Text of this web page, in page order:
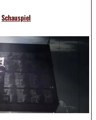
Schauspiel